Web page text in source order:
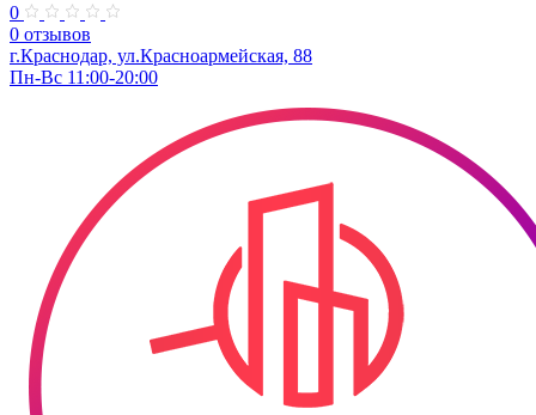
0
0 отзывов
г.Краснодар, ул.​Красноармейская, 88
Пн-Вс 11:00-20:00